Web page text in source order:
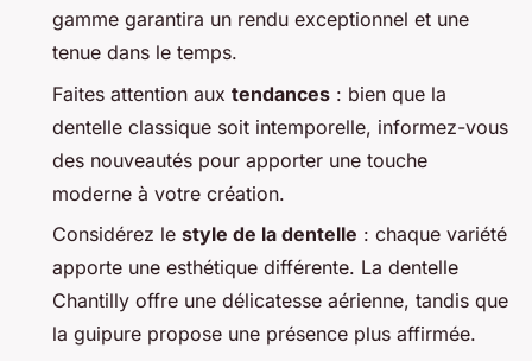
gamme garantira un rendu exceptionnel et une
tenue dans le temps.
Faites attention aux tendances : bien que la
dentelle classique soit intemporelle, informez-vous
des nouveautés pour apporter une touche
moderne à votre création.
Considérez le style de la dentelle : chaque variété
apporte une esthétique différente. La dentelle
Chantilly offre une délicatesse aérienne, tandis que
la guipure propose une présence plus affirmée.